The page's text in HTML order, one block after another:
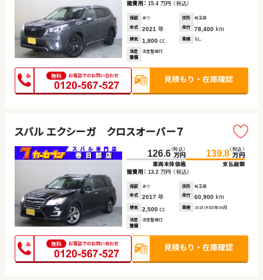
諸費用： 15.4 万円 （税込）
保証 あり 住所
埼玉県
年式
2021 年 走行 78,400 km
排気 1,800 cc 車検 なし
法定
整備
法定整備付
スバル エクシーガ クロスオーバー７
126.6（税込）
万円
車両本体価格
139.8（税込）
万円
支払総額
諸費用： 13.2 万円 （税込）
保証 あり 住所
埼玉県
年式
2017 年 走行 60,900 km
排気 2,500 cc 車検 2028(R10)年04月
法定
整備
法定整備付